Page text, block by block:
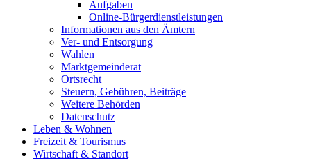
Aufgaben
Online-Bürgerdienstleistungen
Informationen aus den Ämtern
Ver- und Entsorgung
Wahlen
Marktgemeinderat
Ortsrecht
Steuern, Gebühren, Beiträge
Weitere Behörden
Datenschutz
Leben & Wohnen
Freizeit & Tourismus
Wirtschaft & Standort